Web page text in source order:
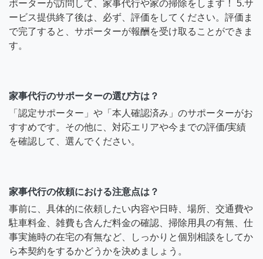
ポーターが訪問して、家事代行や家の掃除をします！ 5.サ
ービス提供終了後は、必ず、評価をしてください。評価ま
で完了すると、サポーターが報酬を受け取ることができま
す。
家事代行のサポーターの選び方は？
「認定サポーター」や「本人確認済み」のサポーターがお
すすめです。その他に、対応エリアや今までの評価/実績
を確認して、選んでください。
家事代行の依頼における注意点は？
事前に、具体的に依頼したい内容や日時、場所、交通費や
駐車料金、雑費も含んだ料金の確認、掃除用具の有無、仕
事実施時の在宅の有無など、しっかりと個別相談をしてか
ら本契約をするかどうかを決めましょう。